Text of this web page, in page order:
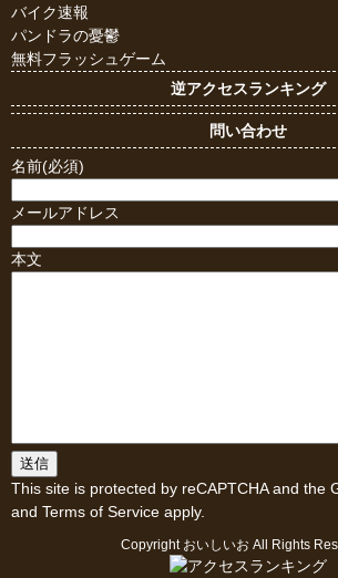
バイク速報
パンドラの憂鬱
無料フラッシュゲーム
逆アクセスランキング
問い合わせ
名前(必須)
メールアドレス
本文
This site is protected by reCAPTCHA and the
and Terms of Service apply.
Copyright おいしいお All Rights